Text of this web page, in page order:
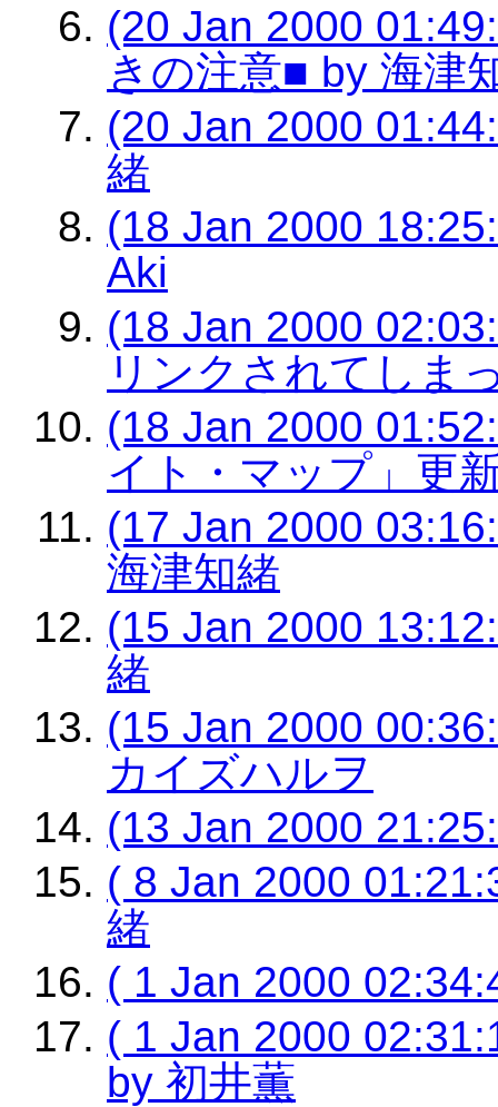
(20 Jan 2000
きの注意■ by 海津
(20 Jan 2000
緒
(18 Jan 2000
Aki
(18 Jan 2000
リンクされてしま
(18 Jan 2000
イト・マップ」更
(17 Jan 2000
海津知緒
(15 Jan 2000
緒
(15 Jan 2000
カイズハルヲ
(13 Jan 2000
( 8 Jan 2000
緒
( 1 Jan 2000
( 1 Jan 2000
by 初井薫